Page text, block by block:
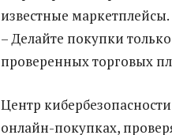
известные маркетплейсы.
– Делайте покупки
проверенных торговых
Центр
онлайн-покупках,